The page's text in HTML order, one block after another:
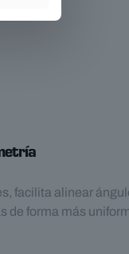
facilita alinear
de forma más